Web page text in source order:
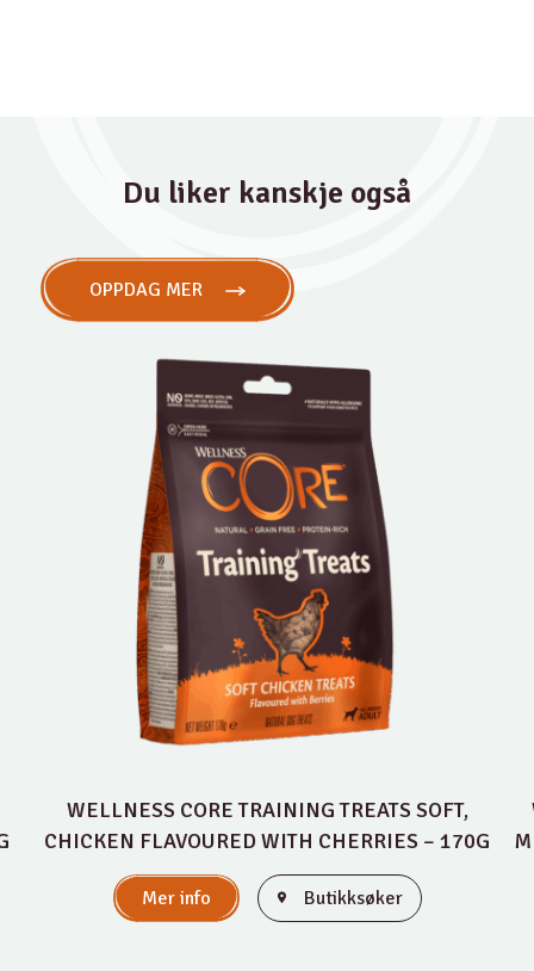
Du liker kanskje også
OPPDAG MER
WELLNESS CORE TRAINING TREATS SOFT,
CHICKEN FLAVOURED WITH CHERRIES – 170G
Mer info Butikksøker